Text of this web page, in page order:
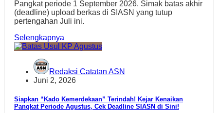
Pangkat periode 1 September 2026. Simak batas akhir
(deadline) upload berkas di SIASN yang tutup
pertengahan Juli ini.
Selengkapnya
Redaksi Catatan ASN
Juni 2, 2026
Siapkan “Kado Kemerdekaan” Terindah! Kejar Kenaikan
Pangkat Periode Agustus, Cek Deadline SIASN di Sini!